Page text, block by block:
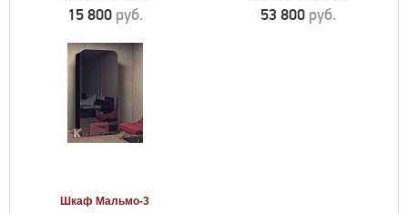
15 800 руб. 53 800 руб.
Шкаф Мальмо-3